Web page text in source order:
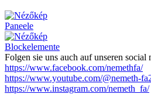
Paneele
Blockelemente
Folgen sie uns auch auf unseren social
https://www.facebook.com/nemethfa/
https://www.youtube.com/@nemeth-
https://www.instagram.com/nemeth_fa/